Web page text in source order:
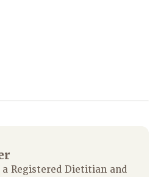
Registered Dietitian and